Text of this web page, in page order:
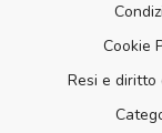
Cookie
Resi e diritto